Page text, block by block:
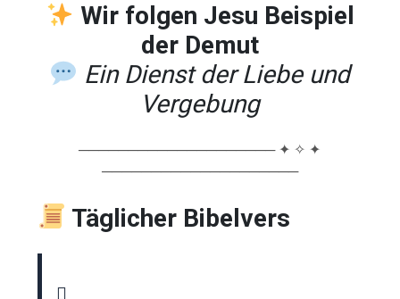
Wir folgen Jesu Beispiel
der Demut
Ein Dienst der Liebe und
Vergebung
──────────────────── ✦ ✧ ✦
────────────────────
Täglicher Bibelvers